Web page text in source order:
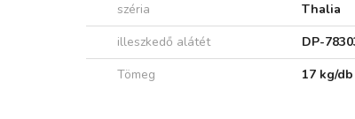
széria Thalia
illeszkedő alátét
DP-
Tömeg
17 kg/db